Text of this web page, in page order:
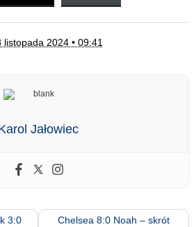
listopada 2024 • 09:41
Jałowiec
3:0
Chelsea 8:0 Noah – skrót